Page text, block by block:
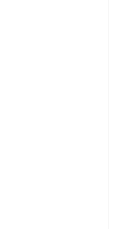
việc di chuyển
và chống bụi.
nghiệt, bảo
bền và đảm